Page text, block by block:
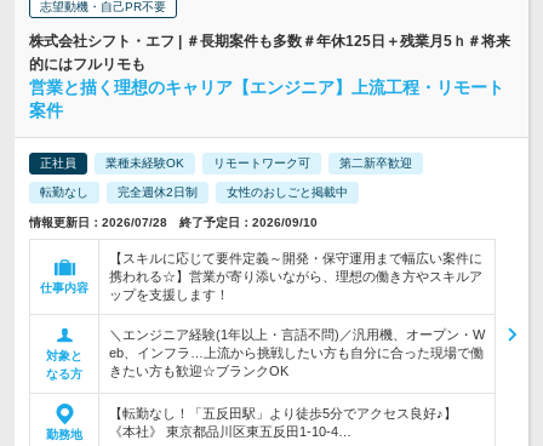
志望動機・自己PR不要
株式会社シフト・エフ | ＃長期案件も多数＃年休125日＋残業月5ｈ＃将来
的にはフルリモも
営業と描く理想のキャリア【エンジニア】上流工程・リモート
案件
正社員 業種未経験OK リモートワーク可 第二新卒歓迎
転勤なし 完全週休2日制 女性のおしごと掲載中
情報更新日：2026/07/28 終了予定日：2026/09/10
仕事内容
【スキルに応じて要件定義～開発・保守運用まで幅広い案件に
携われる☆】営業が寄り添いながら、理想の働き方やスキルア
ップを支援します！
対象と
なる方
＼エンジニア経験(1年以上・言語不問)／汎用機、オープン・W
eb、インフラ…上流から挑戦したい方も自分に合った現場で働
きたい方も歓迎☆ブランクOK
勤務地
【転勤なし！「五反田駅」より徒歩5分でアクセス良好♪】
《本社》 東京都品川区東五反田1-10-4…